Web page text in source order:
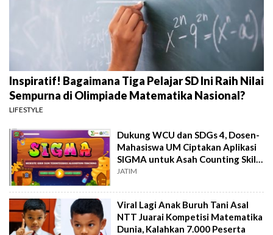
Inspiratif! Bagaimana Tiga Pelajar SD Ini Raih Nilai
Sempurna di Olimpiade Matematika Nasional?
LIFESTYLE
Dukung WCU dan SDGs 4, Dosen-
Mahasiswa UM Ciptakan Aplikasi
SIGMA untuk Asah Counting Skills
Siswa
JATIM
Viral Lagi Anak Buruh Tani Asal
NTT Juarai Kompetisi Matematika
Dunia, Kalahkan 7.000 Peserta